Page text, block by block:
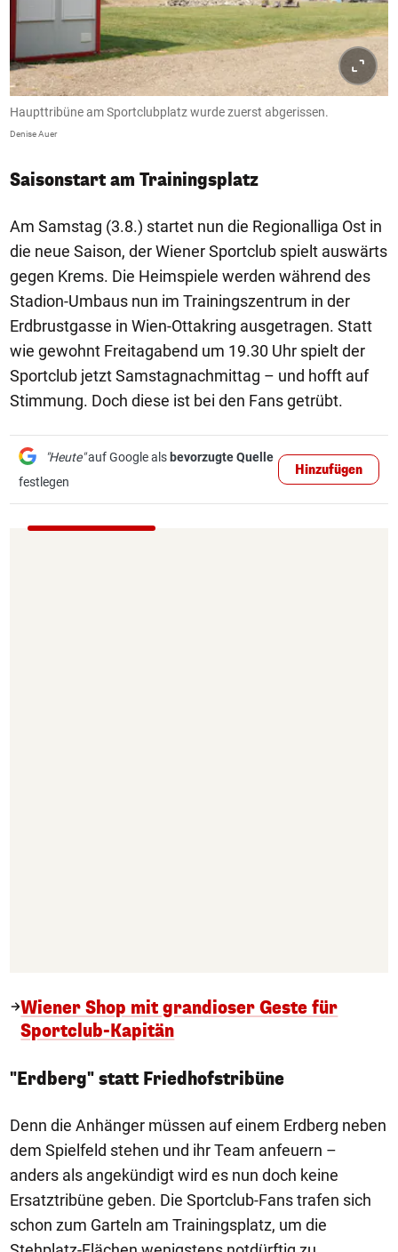
Haupttribüne am Sportclubplatz wurde zuerst abgerissen.
Denise Auer
Saisonstart am Trainingsplatz
Am Samstag (3.8.) startet nun die Regionalliga Ost in
die neue Saison, der Wiener Sportclub spielt auswärts
gegen Krems. Die Heimspiele werden während des
Stadion-Umbaus nun im Trainingszentrum in der
Erdbrustgasse in Wien-Ottakring ausgetragen. Statt
wie gewohnt Freitagabend um 19.30 Uhr spielt der
Sportclub jetzt Samstagnachmittag – und hofft auf
Stimmung. Doch diese ist bei den Fans getrübt.
"Heute"auf Google als bevorzugte Quelle
festlegen
Hinzufügen
Wiener Shop mit grandioser Geste für
Sportclub-Kapitän
"Erdberg" statt Friedhofstribüne
Denn die Anhänger müssen auf einem Erdberg neben
dem Spielfeld stehen und ihr Team anfeuern –
anders als angekündigt wird es nun doch keine
Ersatztribüne geben. Die Sportclub-Fans trafen sich
schon zum Garteln am Trainingsplatz, um die